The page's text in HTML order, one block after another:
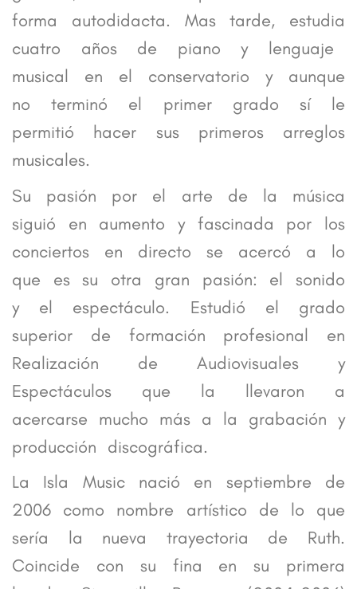
forma autodidacta. Mas tarde, estudia
cuatro años de piano y lenguaje
musical en el conservatorio y aunque
no terminó el primer grado sí le
permitió hacer sus primeros arreglos
musicales.
Su pasión por el arte de la música
siguió en aumento y fascinada por los
conciertos en directo se acercó a lo
que es su otra gran pasión: el sonido
y el espectáculo. Estudió el grado
superior de formación profesional en
Realización de Audiovisuales y
Espectáculos que la llevaron a
acercarse mucho más a la grabación y
producción discográfica.
La Isla Music nació en septiembre de
2006 como nombre artístico de lo que
sería la nueva trayectoria de Ruth.
Coincide con su fina en su primera